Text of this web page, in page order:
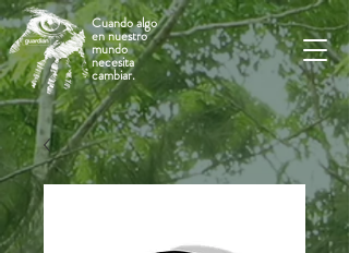
Cuando algo
en nuestro
mundo
necesita
cambiar.